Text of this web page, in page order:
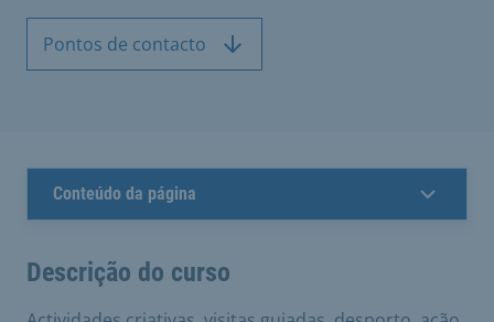
Pontos de contacto
Conteúdo da página
Descrição do curso